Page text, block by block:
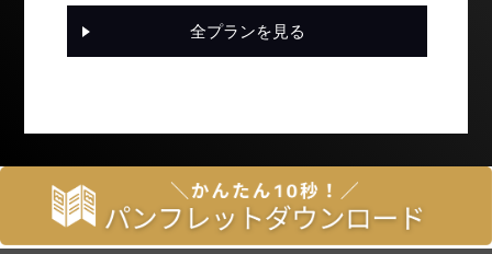
全プランを見る